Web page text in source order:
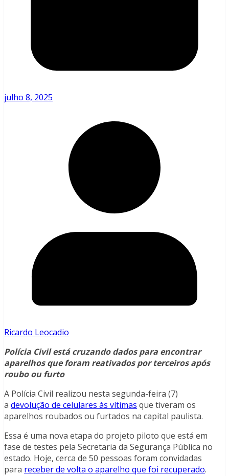
julho 8, 2025
Ricardo Leocadio
Polícia Civil está cruzando dados para encontrar
aparelhos que foram reativados por terceiros após
roubo ou furto
A Polícia Civil realizou nesta segunda-feira (7)
a devolução de celulares às vítimas que tiveram os
aparelhos roubados ou furtados na capital paulista.
Essa é uma nova etapa do projeto piloto que está em
fase de testes pela Secretaria da Segurança Pública no
estado. Hoje, cerca de 50 pessoas foram convidadas
para receber de volta o aparelho que foi recuperado.